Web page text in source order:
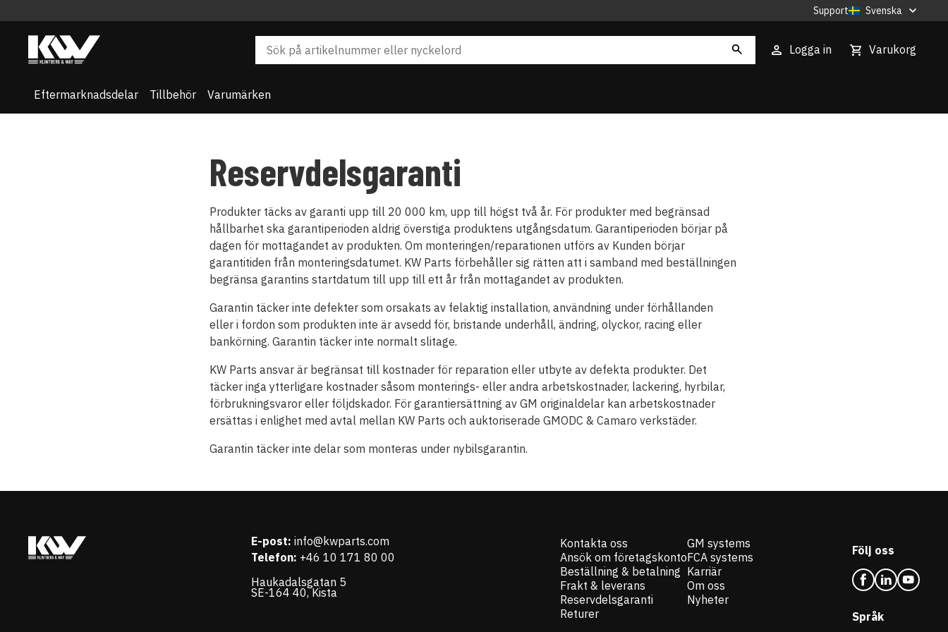
Support Svenska
Logga in Varukorg
Eftermarknadsdelar Tillbehör Varumärken
Reservdelsgaranti
Produkter täcks av garanti upp till 20 000 km, upp till högst två år. För produkter med begränsad
hållbarhet ska garantiperioden aldrig överstiga produktens utgångsdatum. Garantiperioden börjar på
dagen för mottagandet av produkten. Om monteringen/reparationen utförs av Kunden börjar
garantitiden från monteringsdatumet. KW Parts förbehåller sig rätten att i samband med beställningen
begränsa garantins startdatum till upp till ett år från mottagandet av produkten.
Garantin täcker inte defekter som orsakats av felaktig installation, användning under förhållanden
eller i fordon som produkten inte är avsedd för, bristande underhåll, ändring, olyckor, racing eller
bankörning. Garantin täcker inte normalt slitage.
KW Parts ansvar är begränsat till kostnader för reparation eller utbyte av defekta produkter. Det
täcker inga ytterligare kostnader såsom monterings- eller andra arbetskostnader, lackering, hyrbilar,
förbrukningsvaror eller följdskador. För garantiersättning av GM originaldelar kan arbetskostnader
ersättas i enlighet med avtal mellan KW Parts och auktoriserade GMODC & Camaro verkstäder.
Garantin täcker inte delar som monteras under nybilsgarantin.
E-post: info@kwparts.com
Telefon: +46 10 171 80 00
Haukadalsgatan 5
SE-164 40, Kista
Kontakta oss
Ansök om företagskonto
Beställning & betalning
Frakt & leverans
Reservdelsgaranti
Returer
GM systems
FCA systems
Karriär
Om oss
Nyheter
Följ oss
Språk